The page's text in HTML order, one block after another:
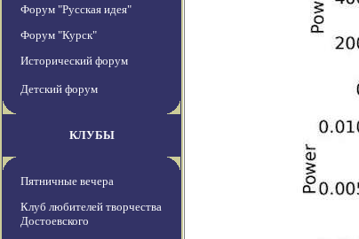
Форум "Русская идея"
Форум "Курск"
Исторический форум
Детский форум
КЛУБЫ
Пятничные вечера
Клуб любителей творчества
Достоевского